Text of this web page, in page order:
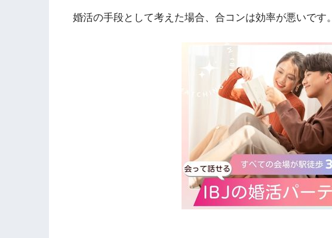
婚活の手段として考えた場合、合コンは効率が悪いです。